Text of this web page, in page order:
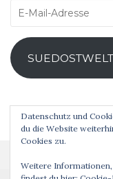
E-
Adresse
Datenschutz und
du die Website
Cookies zu.
Weitere